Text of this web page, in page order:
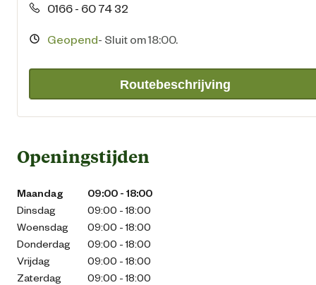
0166 - 60 74 32
Geopend- Sluit om 18:00.
Routebeschrijving
Openingstijden
Maandag
09:00 - 18:00
Dinsdag
09:00 - 18:00
Woensdag
09:00 - 18:00
Donderdag
09:00 - 18:00
Vrijdag
09:00 - 18:00
Zaterdag
09:00 - 18:00